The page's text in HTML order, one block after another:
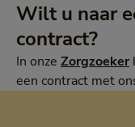
Wilt u naar
contract?
In onze Zorgzoeker
een contract met